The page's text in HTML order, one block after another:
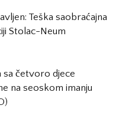
Teška saobraćajna
Stolac-Neum
sa četvoro djece
na seoskom imanju